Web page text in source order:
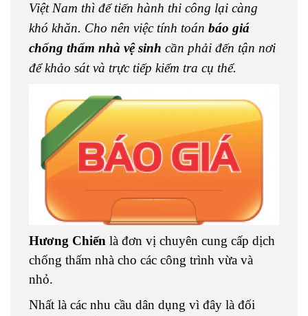
Việt Nam thì để tiến hành thi công lại càng
khó khăn. Cho nên việc tính toán báo giá
chống thấm nhà vệ sinh cần phải đến tận nơi
để khảo sát và trực tiếp kiểm tra cụ thể.
Hương Chiến là đơn vị chuyên cung cấp dịch
chống thấm nhà cho các công trình vừa và
nhỏ.
Nhất là các nhu cầu dân dụng vì đây là đối